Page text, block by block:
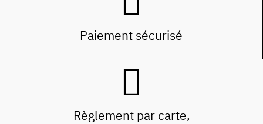
Paiement sécurisé
Règlement par carte,